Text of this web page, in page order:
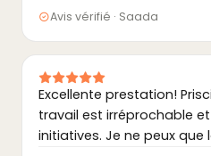
Avis vérifié · Saada
Excellente prestation!
travail est irréprochable
initiatives. Je ne peux